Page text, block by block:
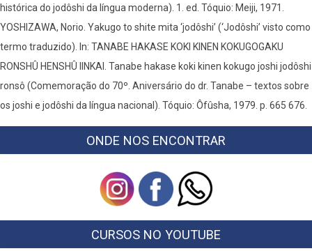
histórica do jodôshi da língua moderna). 1. ed. Tóquio: Meiji, 1971.
YOSHIZAWA, Norio. Yakugo to shite mita ‘jodôshi’ (‘Jodôshi’ visto como
termo traduzido). In: TANABE HAKASE KOKI KINEN KOKUGOGAKU
RONSHÛ HENSHÛ IINKAI. Tanabe hakase koki kinen kokugo joshi jodôshi
ronsô (Comemoração do 70º. Aniversário do dr. Tanabe – textos sobre
os joshi e jodôshi da língua nacional). Tóquio: Ôfûsha, 1979. p. 665 676.
ONDE NOS ENCONTRAR
CURSOS NO YOUTUBE